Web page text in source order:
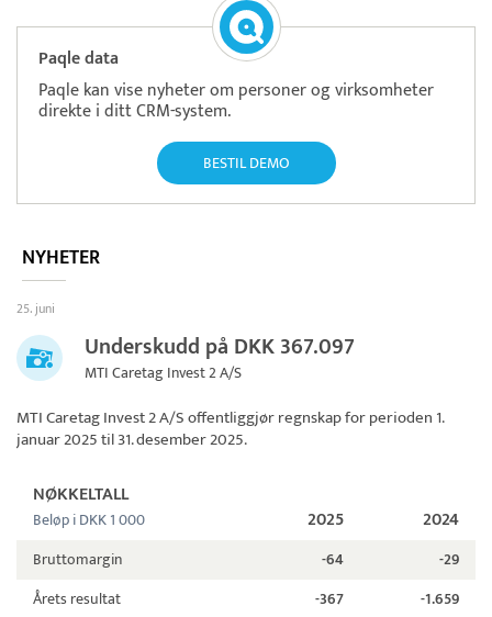
Paqle data
Paqle kan vise nyheter om personer og virksomheter
direkte i ditt CRM-system.
BESTIL DEMO
NYHETER
25. juni
Underskudd på DKK 367.097
MTI Caretag Invest 2 A/S
MTI Caretag Invest 2 A/Soffentliggjør regnskap for perioden 1.
januar 2025 til 31. desember 2025.
NØKKELTALL
Beløp i DKK 1 000 2025 2024
Bruttomargin -64
-29
Årets resultat
-367
-1.659